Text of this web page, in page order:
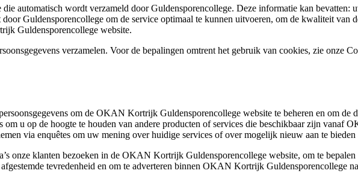
automatisch wordt verzameld door Guldensporencollege. Deze informatie kan bevatten:
Guldensporencollege om de service optimaal te kunnen uitvoeren, om de kwaliteit van
Guldensporencollege website.
verzamelen. Voor de bepalingen omtrent het gebruik van cookies, zie onze
om de OKAN Kortrijk Guldensporencollege website te beheren en om de
u op de hoogte te houden van andere producten of services die beschikbaar zijn vanaf
via enquêtes om uw mening over huidige services of over mogelijk nieuw aan te bieden
onze klanten bezoeken in de OKAN Kortrijk Guldensporencollege website, om te
tevredenheid en om te adverteren binnen OKAN Kortrijk Guldensporencollege